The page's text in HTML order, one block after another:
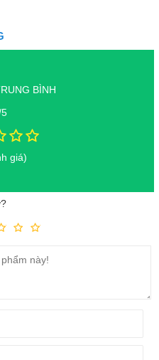
BÌNH
giá)
Tuyệt vời!
Rất tốt
Trung bình